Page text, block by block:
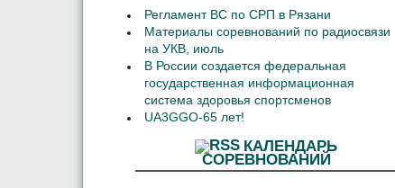
Регламент ВС по СРП в Рязани
Материалы соревнований по радиосвязи
на УКВ, июль
В России создается федеральная
государственная информационная
система здоровья спортсменов
UA3GGO-65 лет!
КАЛЕНДАРЬ
СОРЕВНОВАНИЙ